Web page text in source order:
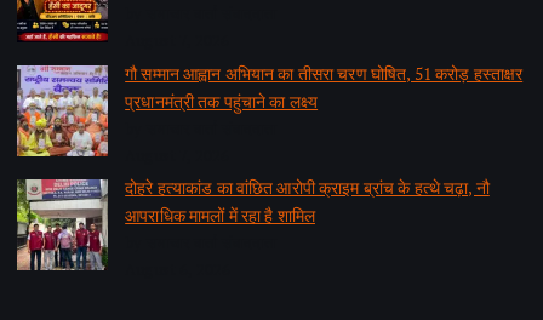
गौ सम्मान आह्वान अभियान का तीसरा चरण घोषित, 51 करोड़ हस्ताक्षर
प्रधानमंत्री तक पहुंचाने का लक्ष्य
दोहरे हत्याकांड का वांछित आरोपी क्राइम ब्रांच के हत्थे चढ़ा, नौ
आपराधिक मामलों में रहा है शामिल